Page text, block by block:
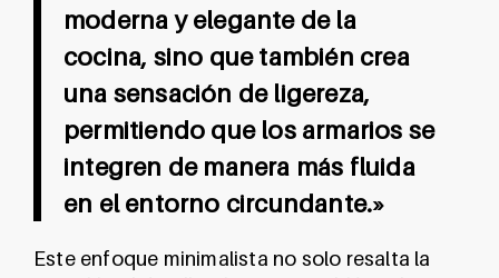
moderna y elegante de la
cocina, sino que también crea
una sensación de ligereza,
permitiendo que los armarios se
integren de manera más fluida
en el entorno circundante.»
Este enfoque minimalista no solo resalta la